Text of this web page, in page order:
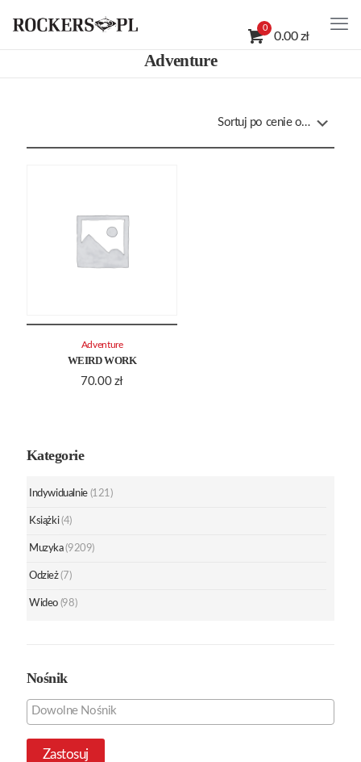
0
0.00 zł
Adventure
WEIRD WORK
70.00 zł
Adventure
Kategorie
Indywidualnie (121)
Książki (4)
Muzyka (9209)
Odzież (7)
Wideo (98)
Nośnik
Zastosuj